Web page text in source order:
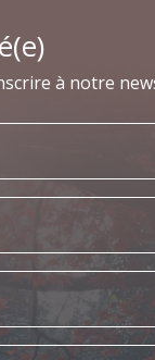
à notre